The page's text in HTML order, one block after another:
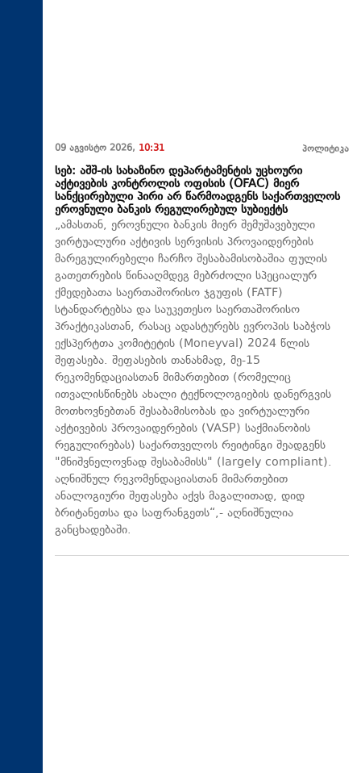
09 აგვისტო 2026, 10:31 პოლიტიკა
სებ: აშშ-ის სახაზინო დეპარტამენტის უცხოური
აქტივების კონტროლის ოფისის (OFAC) მიერ
სანქცირებული პირი არ წარმოადგენს საქართველოს
ეროვნული ბანკის რეგულირებულ სუბიექტს
„ამასთან, ეროვნული ბანკის მიერ შემუშავებული
ვირტუალური აქტივის სერვისის პროვაიდერების
მარეგულირებელი ჩარჩო შესაბამისობაშია ფულის
გათეთრების წინააღმდეგ მებრძოლი სპეციალურ
ქმედებათა საერთაშორისო ჯგუფის (FATF)
სტანდარტებსა და საუკეთესო საერთაშორისო
პრაქტიკასთან, რასაც ადასტურებს ევროპის საბჭოს
ექსპერტთა კომიტეტის (Moneyval) 2024 წლის
შეფასება. შეფასების თანახმად, მე-15
რეკომენდაციასთან მიმართებით (რომელიც
ითვალისწინებს ახალი ტექნოლოგიების დანერგვის
მოთხოვნებთან შესაბამისობას და ვირტუალური
აქტივების პროვაიდერების (VASP) საქმიანობის
რეგულირებას) საქართველოს რეიტინგი შეადგენს
"მნიშვნელოვნად შესაბამისს" (largely compliant).
აღნიშნულ რეკომენდაციასთან მიმართებით
ანალოგიური შეფასება აქვს მაგალითად, დიდ
ბრიტანეთსა და საფრანგეთს“,- აღნიშნულია
განცხადებაში.